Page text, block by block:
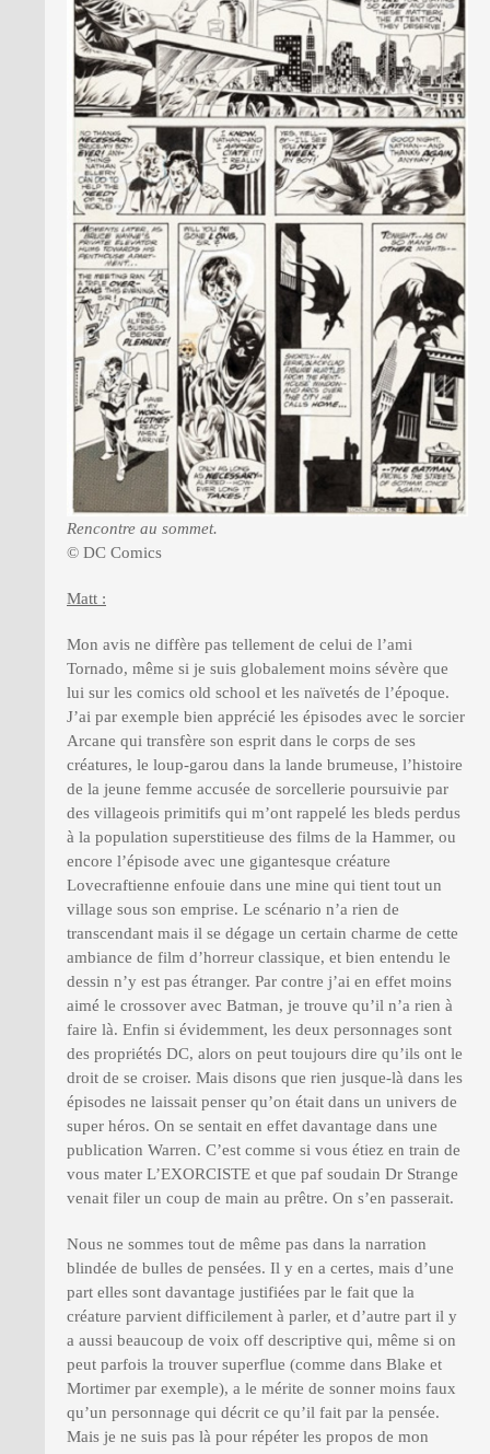
Rencontre au sommet.
© DC Comics
Matt :
Mon avis ne diffère pas tellement de celui de l’ami
Tornado, même si je suis globalement moins sévère que
lui sur les comics old school et les naïvetés de l’époque.
J’ai par exemple bien apprécié les épisodes avec le sorcier
Arcane qui transfère son esprit dans le corps de ses
créatures, le loup-garou dans la lande brumeuse, l’histoire
de la jeune femme accusée de sorcellerie poursuivie par
des villageois primitifs qui m’ont rappelé les bleds perdus
à la population superstitieuse des films de la Hammer, ou
encore l’épisode avec une gigantesque créature
Lovecraftienne enfouie dans une mine qui tient tout un
village sous son emprise. Le scénario n’a rien de
transcendant mais il se dégage un certain charme de cette
ambiance de film d’horreur classique, et bien entendu le
dessin n’y est pas étranger. Par contre j’ai en effet moins
aimé le crossover avec Batman, je trouve qu’il n’a rien à
faire là. Enfin si évidemment, les deux personnages sont
des propriétés DC, alors on peut toujours dire qu’ils ont le
droit de se croiser. Mais disons que rien jusque-là dans les
épisodes ne laissait penser qu’on était dans un univers de
super héros. On se sentait en effet davantage dans une
publication Warren. C’est comme si vous étiez en train de
vous mater L’EXORCISTE et que paf soudain Dr Strange
venait filer un coup de main au prêtre. On s’en passerait.
Nous ne sommes tout de même pas dans la narration
blindée de bulles de pensées. Il y en a certes, mais d’une
part elles sont davantage justifiées par le fait que la
créature parvient difficilement à parler, et d’autre part il y
a aussi beaucoup de voix off descriptive qui, même si on
peut parfois la trouver superflue (comme dans Blake et
Mortimer par exemple), a le mérite de sonner moins faux
qu’un personnage qui décrit ce qu’il fait par la pensée.
Mais je ne suis pas là pour répéter les propos de mon